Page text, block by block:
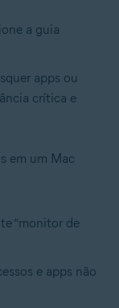
a guia
apps ou
crítica e
em um Mac
“monitor de
e apps não